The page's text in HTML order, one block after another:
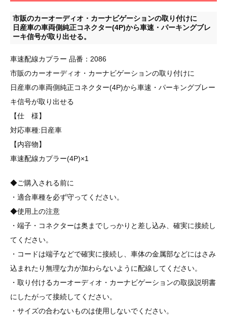
市販のカーオーディオ・カーナビゲーションの取り付けに
日産車の車両側純正コネクター(4P)から車速・パーキングブレ
ーキ信号が取り出せる。
車速配線カプラー 品番：2086
市販のカーオーディオ・カーナビゲーションの取り付けに
日産車の車両側純正コネクター(4P)から車速・パーキングブレー
キ信号が取り出せる
【仕 様】
対応車種:日産車
【内容物】
車速配線カプラー(4P)×1
◆ご購入される前に
・適合車種を必ず守ってください。
◆使用上の注意
・端子・コネクターは奥までしっかりと差し込み、確実に接続し
てください。
・コードは端子などで確実に接続し、車体の金属部などにはさみ
込まれたり無理な力が加わらないように配線してください。
・取り付けるカーオーディオ・カーナビゲーションの取扱説明書
にしたがって接続してください。
・サイズの合わないものは使用しないでください。